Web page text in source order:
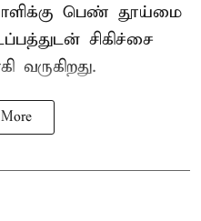
பெண் தூய்மை
சிகிச்சை